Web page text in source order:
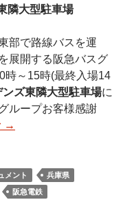
隣大型駐車場
部で路線バスを運
展開する阪急バスグ
時～15時(最終入場14
ズ東隣大型駐車場に
ループお客様感謝
→
メント
兵庫県
阪急電鉄